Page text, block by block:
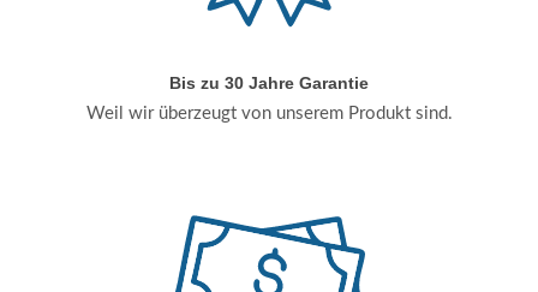
Bis zu 30 Jahre Garantie
Weil wir überzeugt von unserem Produkt sind.